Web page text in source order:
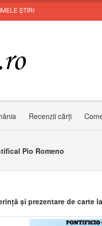
ȘTIRI
Recenzii cărți
Pio Romeno
și prezentare de carte